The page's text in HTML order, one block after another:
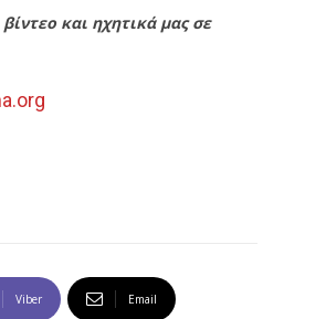
και ηχητικά μας σε
Viber Email